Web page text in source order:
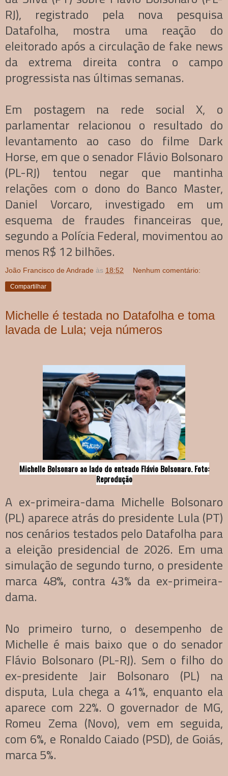
RJ), registrado pela nova pesquisa
Datafolha, mostra uma reação do
eleitorado após a circulação de fake news
da extrema direita contra o campo
progressista nas últimas semanas.
Em postagem na rede social X, o
parlamentar relacionou o resultado do
levantamento ao caso do filme Dark
Horse, em que o senador Flávio Bolsonaro
(PL-RJ) tentou negar que mantinha
relações com o dono do Banco Master,
Daniel Vorcaro, investigado em um
esquema de fraudes financeiras que,
segundo a Polícia Federal, movimentou ao
menos R$ 12 bilhões.
João Francisco de Andrade às 18:52 Nenhum comentário:
Compartilhar
Michelle é testada no Datafolha e toma
lavada de Lula; veja números
Michelle Bolsonaro ao lado do enteado Flávio Bolsonaro. Foto:
Reprodução
A ex-primeira-dama Michelle Bolsonaro
(PL) aparece atrás do presidente Lula (PT)
nos cenários testados pelo Datafolha para
a eleição presidencial de 2026. Em uma
simulação de segundo turno, o presidente
marca 48%, contra 43% da ex-primeira-
dama.
No primeiro turno, o desempenho de
Michelle é mais baixo que o do senador
Flávio Bolsonaro (PL-RJ). Sem o filho do
ex-presidente Jair Bolsonaro (PL) na
disputa, Lula chega a 41%, enquanto ela
aparece com 22%. O governador de MG,
Romeu Zema (Novo), vem em seguida,
com 6%, e Ronaldo Caiado (PSD), de Goiás,
marca 5%.